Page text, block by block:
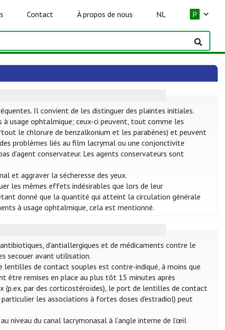
Contact À propos de nous NL P
Il convient de les distinguer des plaintes initiales.
usage ophtalmique; ceux-ci peuvent, tout comme les
le chlorure de benzalkonium et les parabènes) et peuvent
problèmes liés au film lacrymal ou une conjonctivite
d’agent conservateur. Les agents conservateurs sont
et aggraver la sécheresse des yeux.
les mêmes effets indésirables que lors de leur
donné que la quantité qui atteint la circulation générale
à usage ophtalmique, cela est mentionné.
d'antiallergiques et de médicaments contre le
secouer avant utilisation.
de contact souples est contre-indiqué, à moins que
être remises en place au plus tôt 15 minutes après
par des corticostéroïdes), le port de lentilles de contact
les associations à fortes doses d'estradiol) peut
niveau du canal lacrymonasal à l’angle interne de l’œil